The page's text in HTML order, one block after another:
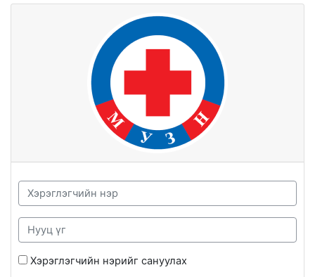
Үндсэн агуулга руу шилжих
Хэрэглэгчийн нэр
Нууц үг
Хэрэглэгчийн нэрийг сануулах